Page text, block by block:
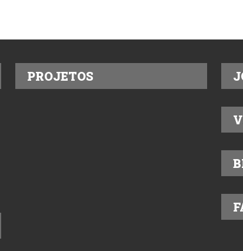
PROJETOS